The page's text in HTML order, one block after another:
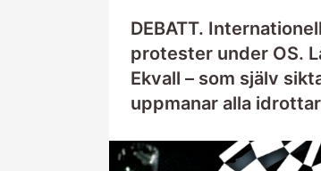
DEBATT.
protester under OS.
Ekvall – som själv
uppmanar alla